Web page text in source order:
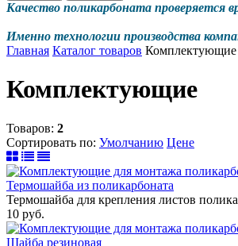
Качество поликарбоната проверяется
Именно технологии производства
Главная Каталог товаров Комплектующие
Комплектующие
Товаров: 2
Сортировать по: Умолчанию Цене
Термошайба из поликарбоната
Термошайба для крепления листов
10 руб.
Шайба резиновая